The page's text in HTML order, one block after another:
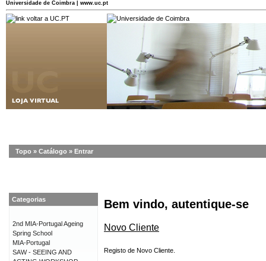
Universidade de Coimbra | www.uc.pt
Topo » Catálogo » Entrar
Bem vindo, autentique-se
Novo Cliente
Registo de Novo Cliente.
Categorias
2nd MIA-Portugal Ageing
Spring School
MIA-Portugal
SAW - SEEING AND